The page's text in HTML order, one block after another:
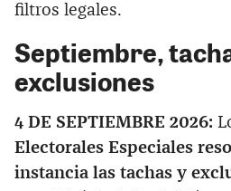
filtros legales.
Septiembre,
exclusiones
4 DE SEPTIEMBRE 2026:
Electorales Especiales
instancia las tachas y